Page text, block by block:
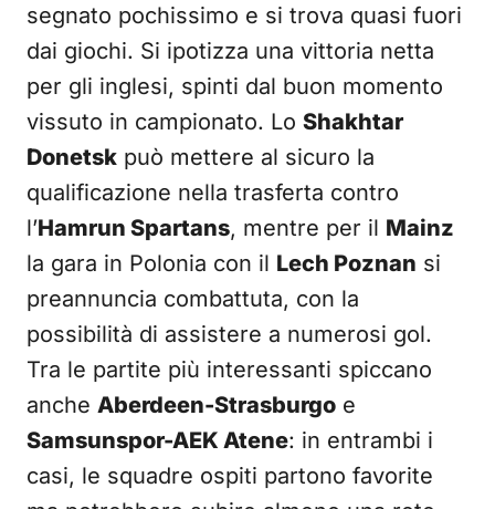
segnato pochissimo e si trova quasi fuori
dai giochi. Si ipotizza una vittoria netta
per gli inglesi, spinti dal buon momento
vissuto in campionato. Lo Shakhtar
Donetsk può mettere al sicuro la
qualificazione nella trasferta contro
l’Hamrun Spartans, mentre per il Mainz
la gara in Polonia con il Lech Poznan si
preannuncia combattuta, con la
possibilità di assistere a numerosi gol.
Tra le partite più interessanti spiccano
anche Aberdeen-Strasburgo e
Samsunspor-AEK Atene: in entrambi i
casi, le squadre ospiti partono favorite